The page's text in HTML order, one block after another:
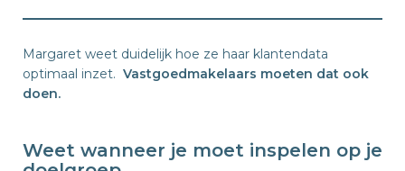
Margaret weet duidelijk hoe ze haar klantendata
optimaal inzet. Vastgoedmakelaars moeten dat ook
doen.
Weet wanneer je moet inspelen op je